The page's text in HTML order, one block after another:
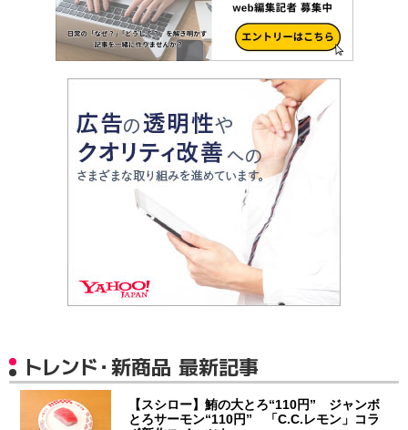
トレンド・新商品 最新記事
【スシロー】鮪の大とろ“110円” ジャンボ
とろサーモン“110円” 「C.C.レモン」コラ